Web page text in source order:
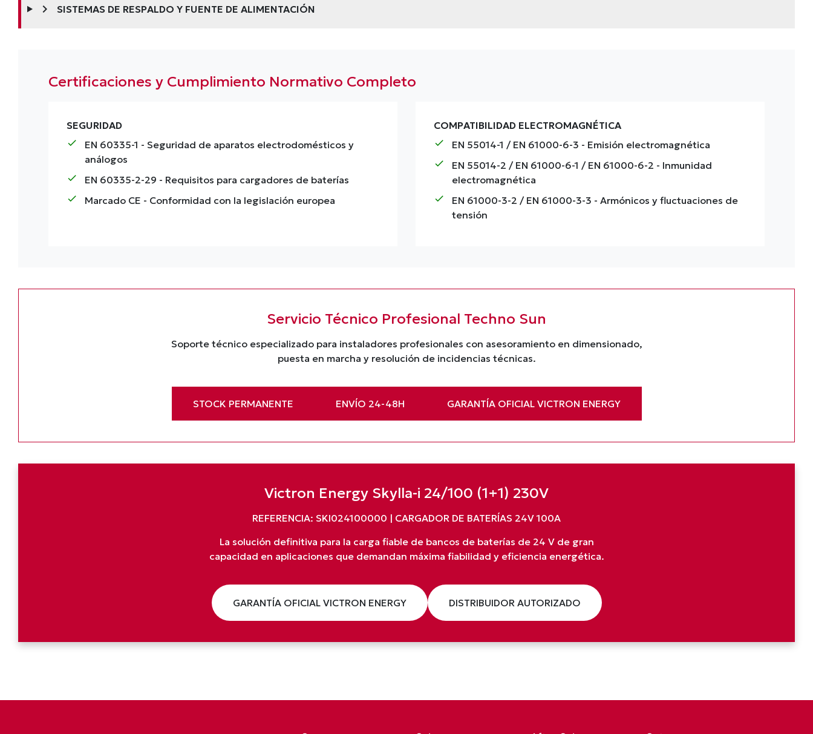
chevron_right SISTEMAS DE RESPALDO Y FUENTE DE ALIMENTACIÓN
Certificaciones y Cumplimiento Normativo Completo
SEGURIDAD
check EN 60335-1 - Seguridad de aparatos electrodomésticos y
análogos
check EN 60335-2-29 - Requisitos para cargadores de baterías
check Marcado CE - Conformidad con la legislación europea
COMPATIBILIDAD ELECTROMAGNÉTICA
check EN 55014-1 / EN 61000-6-3 - Emisión electromagnética
check EN 55014-2 / EN 61000-6-1 / EN 61000-6-2 - Inmunidad
electromagnética
check EN 61000-3-2 / EN 61000-3-3 - Armónicos y fluctuaciones de
tensión
Servicio Técnico Profesional Techno Sun
Soporte técnico especializado para instaladores profesionales con asesoramiento en dimensionado,
puesta en marcha y resolución de incidencias técnicas.
STOCK PERMANENTE ENVÍO 24-48H GARANTÍA OFICIAL VICTRON ENERGY
Victron Energy Skylla-i 24/100 (1+1) 230V
REFERENCIA: SKI024100000 | CARGADOR DE BATERÍAS 24V 100A
La solución definitiva para la carga fiable de bancos de baterías de 24 V de gran
capacidad en aplicaciones que demandan máxima fiabilidad y eficiencia energética.
GARANTÍA OFICIAL VICTRON ENERGY DISTRIBUIDOR AUTORIZADO